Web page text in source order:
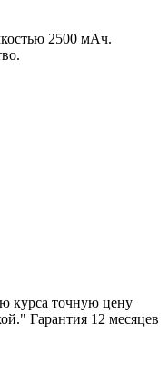
2500 мАч.
курса точную цену
Гарантия 12 месяцев